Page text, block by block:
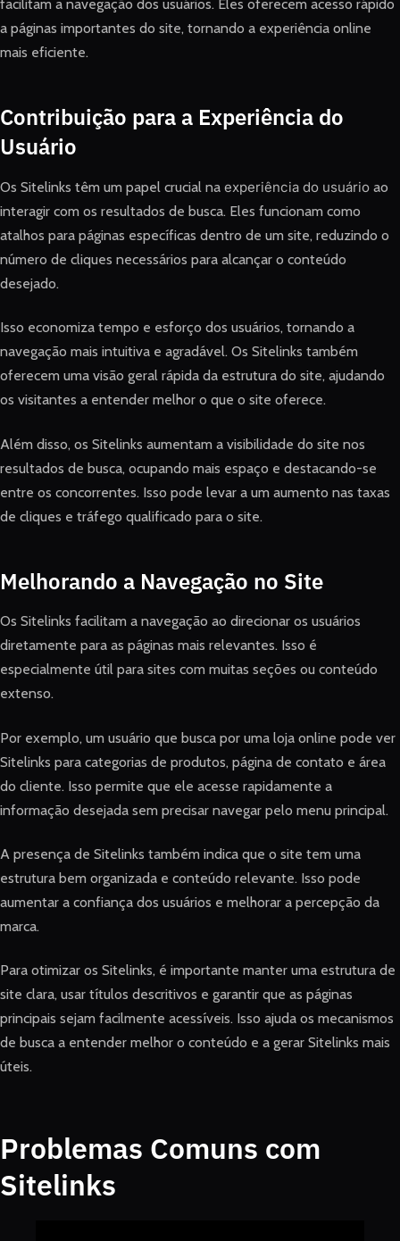
facilitam a navegação dos usuários. Eles oferecem acesso rápido
a páginas importantes do site, tornando a experiência online
mais eficiente.
Contribuição para a Experiência do
Usuário
Os Sitelinks têm um papel crucial na experiência do usuário ao
interagir com os resultados de busca. Eles funcionam como
atalhos para páginas específicas dentro de um site, reduzindo o
número de cliques necessários para alcançar o conteúdo
desejado.
Isso economiza tempo e esforço dos usuários, tornando a
navegação mais intuitiva e agradável. Os Sitelinks também
oferecem uma visão geral rápida da estrutura do site, ajudando
os visitantes a entender melhor o que o site oferece.
Além disso, os Sitelinks aumentam a visibilidade do site nos
resultados de busca, ocupando mais espaço e destacando-se
entre os concorrentes. Isso pode levar a um aumento nas taxas
de cliques e tráfego qualificado para o site.
Melhorando a Navegação no Site
Os Sitelinks facilitam a navegação ao direcionar os usuários
diretamente para as páginas mais relevantes. Isso é
especialmente útil para sites com muitas seções ou conteúdo
extenso.
Por exemplo, um usuário que busca por uma loja online pode ver
Sitelinks para categorias de produtos, página de contato e área
do cliente. Isso permite que ele acesse rapidamente a
informação desejada sem precisar navegar pelo menu principal.
A presença de Sitelinks também indica que o site tem uma
estrutura bem organizada e conteúdo relevante. Isso pode
aumentar a confiança dos usuários e melhorar a percepção da
marca.
Para otimizar os Sitelinks, é importante manter uma estrutura de
site clara, usar títulos descritivos e garantir que as páginas
principais sejam facilmente acessíveis. Isso ajuda os mecanismos
de busca a entender melhor o conteúdo e a gerar Sitelinks mais
úteis.
Problemas Comuns com
Sitelinks